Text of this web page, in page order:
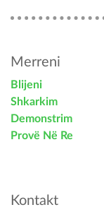
Merreni
Blijeni
Shkarkim
Demonstrim
Provë Në Re
Kontakt